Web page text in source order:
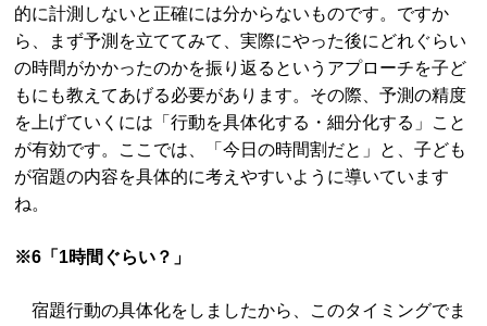
的に計測しないと正確には分からないものです。ですか
ら、まず予測を立ててみて、実際にやった後にどれぐらい
の時間がかかったのかを振り返るというアプローチを子ど
もにも教えてあげる必要があります。その際、予測の精度
を上げていくには「行動を具体化する・細分化する」こと
が有効です。ここでは、「今日の時間割だと」と、子ども
が宿題の内容を具体的に考えやすいように導いています
ね。
※6「1時間ぐらい？」
宿題行動の具体化をしましたから、このタイミングでま